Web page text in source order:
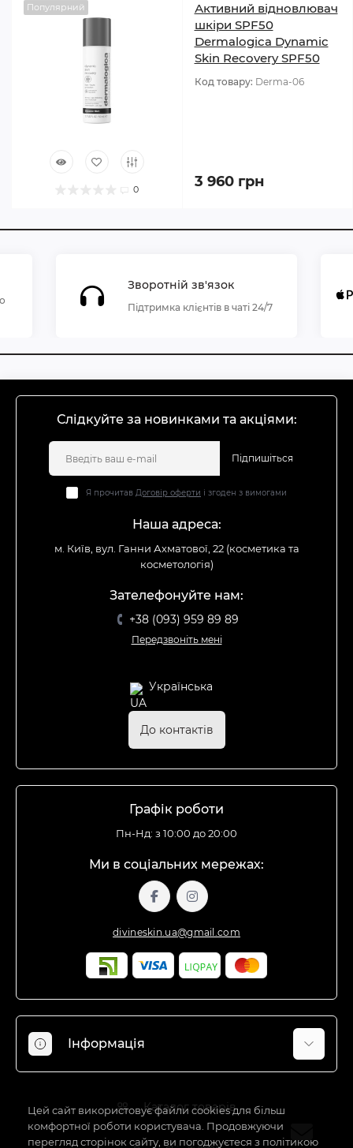
Популярний
0
Активний відновлювач
шкіри SPF50
Dermalogica Dynamic
Skin Recovery SPF50
Код товару: Derma-06
3 960 грн
Зворотній зв'язок
Підтримка клієнтів в чаті 24/7
Слідкуйте за новинками та акціями:
Підпишіться
Я прочитав Договір оферти і згоден з вимогами
Наша адреса:
м. Київ, вул. Ганни Ахматової, 22 (косметика та
косметологія)
Зателефонуйте нам:
+38 (093) 959 89 89
Передзвоніть мені
Українська
До контактів
Графік роботи
Пн-Нд: з 10:00 до 20:00
Ми в соціальних мережах:
divineskin.ua@gmail.com
Інформація
Доставка
Про магазин
Каталог товарів
Цей сайт використовує файли cookies для більш
комфортної роботи користувача. Продовжуючи
перегляд сторінок сайту, ви погоджуєтеся з політикою